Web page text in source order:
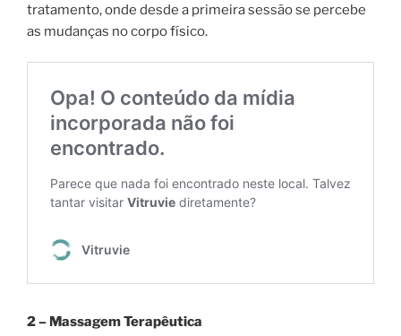
tratamento, onde desde a primeira sessão se percebe
as mudanças no corpo físico.
2 – Massagem Terapêutica